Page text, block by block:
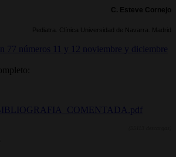
C. Esteve Cornejo
Pediatra. Clínica Universidad de Navarra. Madrid
77 números 11 y 12 noviembre y diciembre